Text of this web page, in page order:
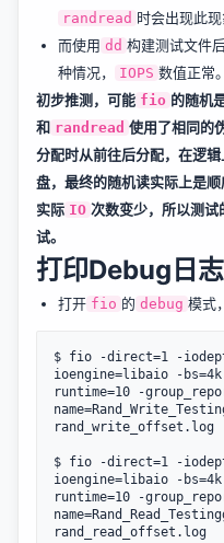
randread 时会出现此现
而使用 dd 构建测试文件
种情况，
IOPS 数值正常。
初步推测，可能 fio 的随机
和 randread 使用了相同的
分配时从前往后分配，在逻
盘，最终的随机读实际上是
实际 IO 次数变少，所以测试
试。
打印Debug日志
打开 fio 的 debug 模式
$ fio -direct=1 -
ioengine=libaio -
runtime=10 -
rand_write_offset.log
$ fio -direct=1 -
ioengine=libaio -
runtime=10 -